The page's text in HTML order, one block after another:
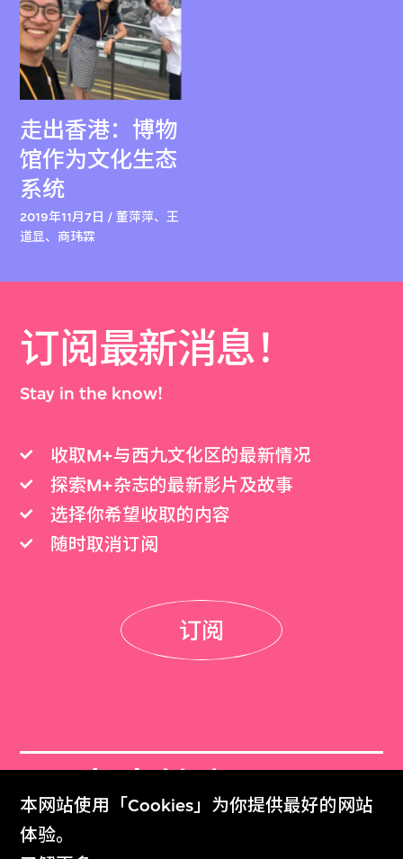
本网站使用「Cookies」为你提供最好的网站
体验。
走出香港：博物
馆作为文化生态
系统
2019年11月7日 / 董萍萍、王
道显、商玮霖
订阅最新消息！
Stay in the know!
收取M+与西九文化区的最新情况
探索M+杂志的最新影片及故事
选择你希望收取的内容
随时取消订阅
订阅
M+杂志档案
M+ Magazine Archive